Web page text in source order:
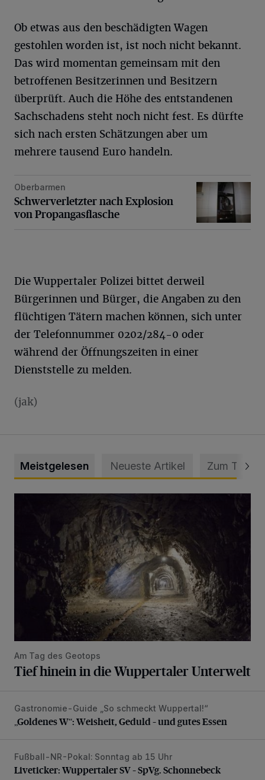
Ob etwas aus den beschädigten Wagen
gestohlen worden ist, ist noch nicht bekannt.
Das wird momentan gemeinsam mit den
betroffenen Besitzerinnen und Besitzern
überprüft. Auch die Höhe des entstandenen
Sachschadens steht noch nicht fest. Es dürfte
sich nach ersten Schätzungen aber um
mehrere tausend Euro handeln.
Schwerverletzter nach Explosion von Propangasflasche
Oberbarmen
Schwerverletzter nach Explosion
von Propangasflasche
Die Wuppertaler Polizei bittet derweil
Bürgerinnen und Bürger, die Angaben zu den
flüchtigen Tätern machen können, sich unter
der Telefonnummer 0202/284-0 oder
während der Öffnungszeiten in einer
Dienststelle zu melden.
(jak)
Meistgelesen Neueste Artikel Zum Thema
Am Tag des Geotops
Tief hinein in die Wuppertaler Unterwelt
„Goldenes W“: Weisheit, Geduld – und gutes Essen
Gastronomie-Guide „So schmeckt Wuppertal!“
„Goldenes W“: Weisheit, Geduld – und gutes Essen
Liveticker: Wuppertaler SV – SpVg. Schonnebeck
Fußball-NR-Pokal: Sonntag ab 15 Uhr
Liveticker: Wuppertaler SV – SpVg. Schonnebeck